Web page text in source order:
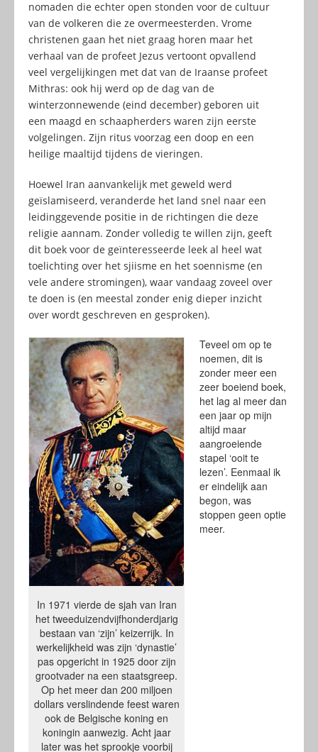
nomaden die echter open stonden voor de cultuur
van de volkeren die ze overmeesterden. Vrome
christenen gaan het niet graag horen maar het
verhaal van de profeet Jezus vertoont opvallend
veel vergelijkingen met dat van de Iraanse profeet
Mithras: ook hij werd op de dag van de
winterzonnewende (eind december) geboren uit
een maagd en schaapherders waren zijn eerste
volgelingen. Zijn ritus voorzag een doop en een
heilige maaltijd tijdens de vieringen.
Hoewel Iran aanvankelijk met geweld werd
geïslamiseerd, veranderde het land snel naar een
leidinggevende positie in de richtingen die deze
religie aannam. Zonder volledig te willen zijn, geeft
dit boek voor de geïnteresseerde leek al heel wat
toelichting over het sjiisme en het soennisme (en
vele andere stromingen), waar vandaag zoveel over
te doen is (en meestal zonder enig dieper inzicht
over wordt geschreven en gesproken).
In 1971 vierde de sjah van Iran
het tweeduizendvijfhonderdjarig
bestaan van ‘zijn’ keizerrijk. In
werkelijkheid was zijn ‘dynastie’
pas opgericht in 1925 door zijn
grootvader na een staatsgreep.
Op het meer dan 200 miljoen
dollars verslindende feest waren
ook de Belgische koning en
koningin aanwezig. Acht jaar
later was het sprookje voorbij
Teveel om op te
noemen, dit is
zonder meer een
zeer boeiend boek,
het lag al meer dan
een jaar op mijn
altijd maar
aangroeiende
stapel ‘ooit te
lezen’. Eenmaal ik
er eindelijk aan
begon, was
stoppen geen optie
meer.